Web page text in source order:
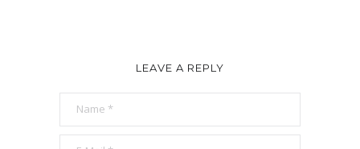
LEAVE A REPLY